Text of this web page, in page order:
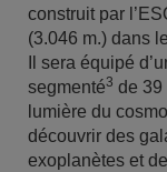
construit par
(3.046 m.) dans
Il sera équipé
segmenté3 de 39
lumière du
découvrir des
exoplanètes et